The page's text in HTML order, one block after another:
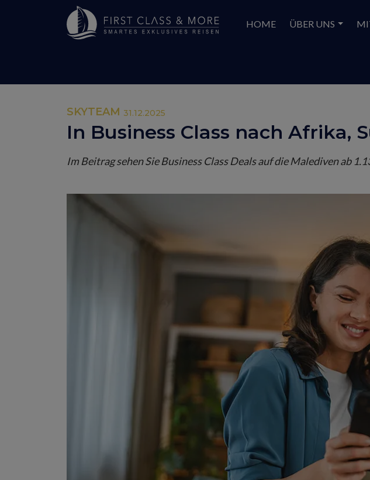
HOME ÜBER UNS
SKYTEAM 31.12.2025
In Business Class nach Afrika,
Im Beitrag sehen Sie Business Class Deals auf die Malediven ab